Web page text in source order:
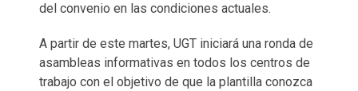
del convenio en las condiciones actuales.
A partir de este martes, UGT iniciará una ronda de
asambleas informativas en todos los centros de
trabajo con el objetivo de que la plantilla conozca